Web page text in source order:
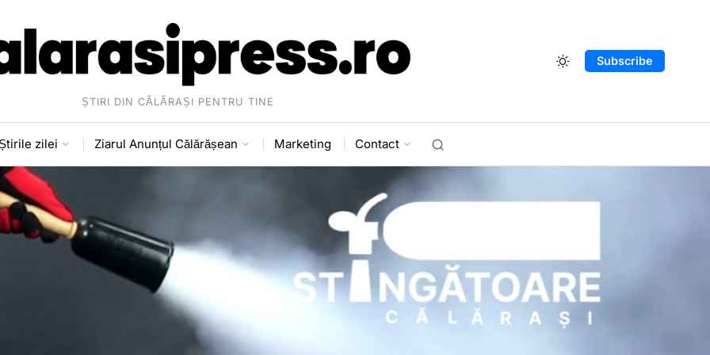
ȘTIRI DIN CĂLĂRAȘI PENTRU TINE
Subscribe
zilei Ziarul Anunțul Călărășean Marketing Contact